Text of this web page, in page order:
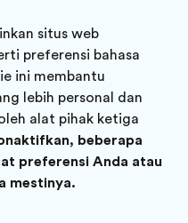
situs web
preferensi bahasa
ini membantu
lebih personal dan
alat pihak ketiga
beberapa
preferensi Anda atau
mestinya.